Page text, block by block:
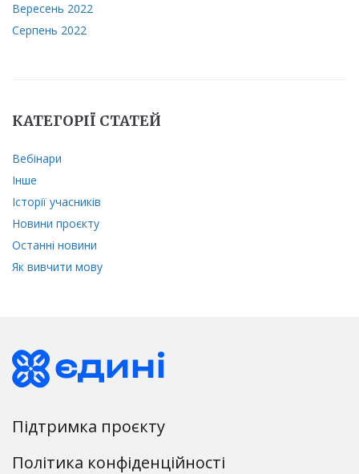
Вересень 2022
Серпень 2022
КАТЕГОРІЇ СТАТЕЙ
Вебінари
Інше
Історії учасників
Новини проєкту
Останні новини
Як вивчити мову
Підтримка проєкту
Політика конфіденційності